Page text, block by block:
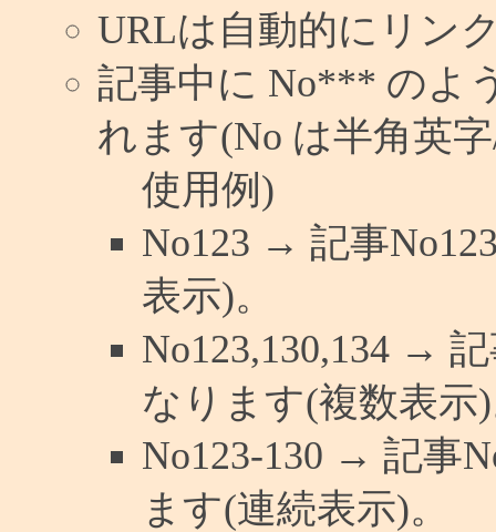
URLは自動的にリン
記事中に No*** のよ
れます(No は半角英
使用例)
No123 → 記事
表示)。
No123,130,134 →
なります(複数表示
No123-130 → 記事
ます(連続表示)。